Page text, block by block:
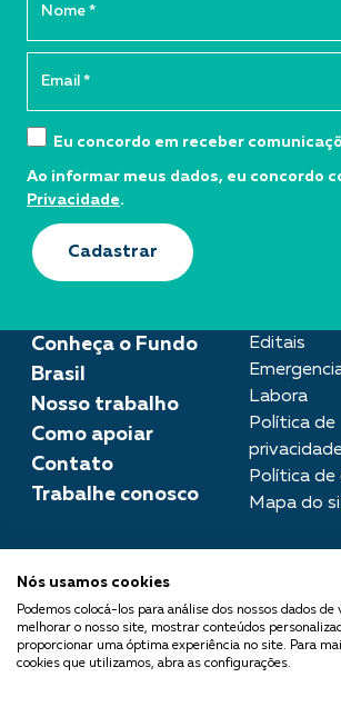
Conheça o Fundo
Brasil
Nosso trabalho
Como apoiar
Contato
Trabalhe conosco
Editais
Labora
Política de
Política de
Mapa do
imprensa@fundobrasil.org.br
O Fundo Brasil integra a Rede
Comuá - Filantropia que
Eu concordo em receber
Ao informar meus dados, eu concordo
Privacidade.
Cadastrar
Nós usamos cookies
Podemos colocá-los para análise dos nossos dados
melhorar o nosso site, mostrar conteúdos
proporcionar uma óptima experiência no site. Para
cookies que utilizamos, abra as configurações.